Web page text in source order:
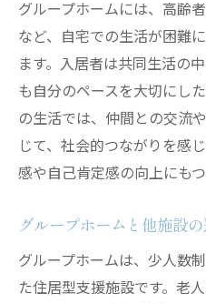
精神面のケアも行
点
グループホームあ
グループホームの3ヶ
意
グループホームの
説
長期入院時のグル
グループホーム追
グループホームには、高齢
など、自宅での生活が困難
ます。入居者は共同生活の
も自分のペースを大切にし
の生活では、仲間との交流
じて、社会的つながりを感
感や自己肯定感の向上にもつ
グループホームと他施設
グループホームは、少人数
た住居型支援施設です。老